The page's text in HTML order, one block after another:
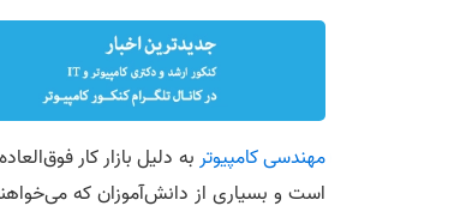
مهندسی کامپیوتربه دلیل بازار کار
است و بسیاری از دانش‌آموزان که